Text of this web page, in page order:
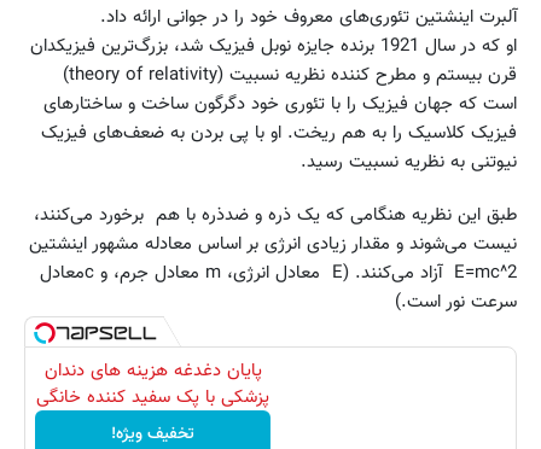
آلبرت اینشتین تئوری‌های معروف خود را در جوانی ارائه داد.
او که در سال 1921 برنده جایزه نوبل فیزیک شد، بزرگ‌ترین فیزیکدان
قرن بیستم و مطرح کننده نظریه نسبیت (theory of relativity)
است که جهان فیزیک را با تئوری خود دگرگون ساخت و ساختارهای
فیزیک کلاسیک را به هم ریخت. او با پی بردن به ضعف‌های فیزیک
نیوتنی به نظریه نسبیت رسید.
طبق این نظریه هنگامی که یک ذره و ضدذره با هم برخورد می‌کنند،
نیست می‌شوند و مقدار زیادی انرژی بر اساس معادله مشهور اینشتین
E=mc^2 آزاد می‌کنند. (E معادل انرژی، m معادل جرم، و cمعادل
سرعت نور است.)
پایان دغدغه هزینه های دندان
پزشکی با پک سفید کننده خانگی
تخفیف ویژه!